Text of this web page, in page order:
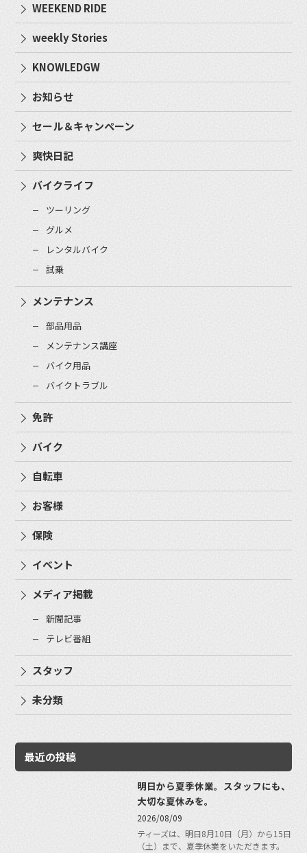
WEEKEND RIDE
weekly Stories
KNOWLEDGW
お知らせ
セール＆キャンペーン
爽快日記
バイクライフ
ツーリング
グルメ
レンタルバイク
試乗
メンテナンス
部品用品
メンテナンス講座
バイク用品
バイクトラブル
免許
バイク
自転車
お客様
保険
イベント
メディア掲載
新聞記事
テレビ番組
スタッフ
未分類
最近の投稿
明日から夏季休業。スタッフにも、
大切な夏休みを。
2026/08/09
ティーズは、明日8月10日（月）から15日
（土）まで、夏季休業をいただきます。